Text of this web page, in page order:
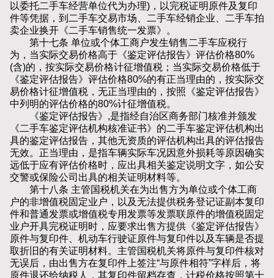
以委托二手车经营单位代为办理)，以完税证明原件及复印
件等凭据，到二手车交易市场、二手车经销企业、二手车拍
卖企业换开《二手车销售统一发票》。
第十七条 单位或个体工商户发生销售二手车应税行
为，当实际交易价格高于《鉴定评估报告》评估价格80%
(含)的，按实际交易价格计征增值税；当实际交易价格低于
《鉴定评估报告》评估价格80%的有正当理由的，按实际交
易价格计征增值税，无正当理由的，按照《鉴定评估报告》
中列明的评估价格的80%计征增值税。
《鉴定评估报告》,是指经自治区商务部门核准并颁发
《二手车鉴定评估机构核准证书》的二手车鉴定评估机构出
具的鉴定评估报告，其他无资质的评估机构出具的评估报告
无效。正当理由，是指车辆实际车况因意外损耗等原因确实
远低于应有评估价格时，应出具相关鉴定说明文字，如公安
交警或保险公司出具的相关证明材料等。
第十八条 主管国税机关在为出售方为单位或个体工商
户的非增值税固定业户，以及无法提供税务登记证副本复印
件和普通发票或增值税专用发票等发票联原件的增值税固定
业户开具完税证明时，应要求出售方提供《鉴定评估报告》
原件与复印件、机动车行驶证原件与复印件以及车辆是否提
取折旧的有关证明材料。主管国税机关将原件与复印件核对
无误后，由出售方在复印件上签注“与原件相符”字样后，将
原件退还给纳税人，其复印件留档存查，计税价格按照第十